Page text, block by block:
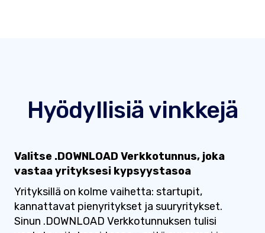
Hyödyllisiä vinkkejä
Valitse .DOWNLOAD Verkkotunnus, joka
vastaa yrityksesi kypsyystasoa
Yrityksillä on kolme vaihetta: startupit,
kannattavat pienyritykset ja suuryritykset.
Sinun .DOWNLOAD Verkkotunnuksen tulisi